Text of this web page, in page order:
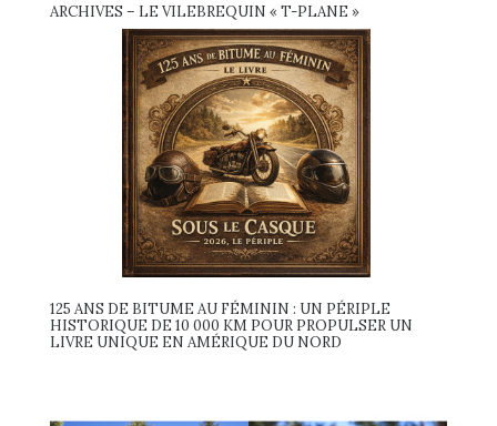
ARCHIVES – LE VILEBREQUIN « T-PLANE »
125 ANS DE BITUME AU FÉMININ : UN PÉRIPLE
HISTORIQUE DE 10 000 KM POUR PROPULSER UN
LIVRE UNIQUE EN AMÉRIQUE DU NORD